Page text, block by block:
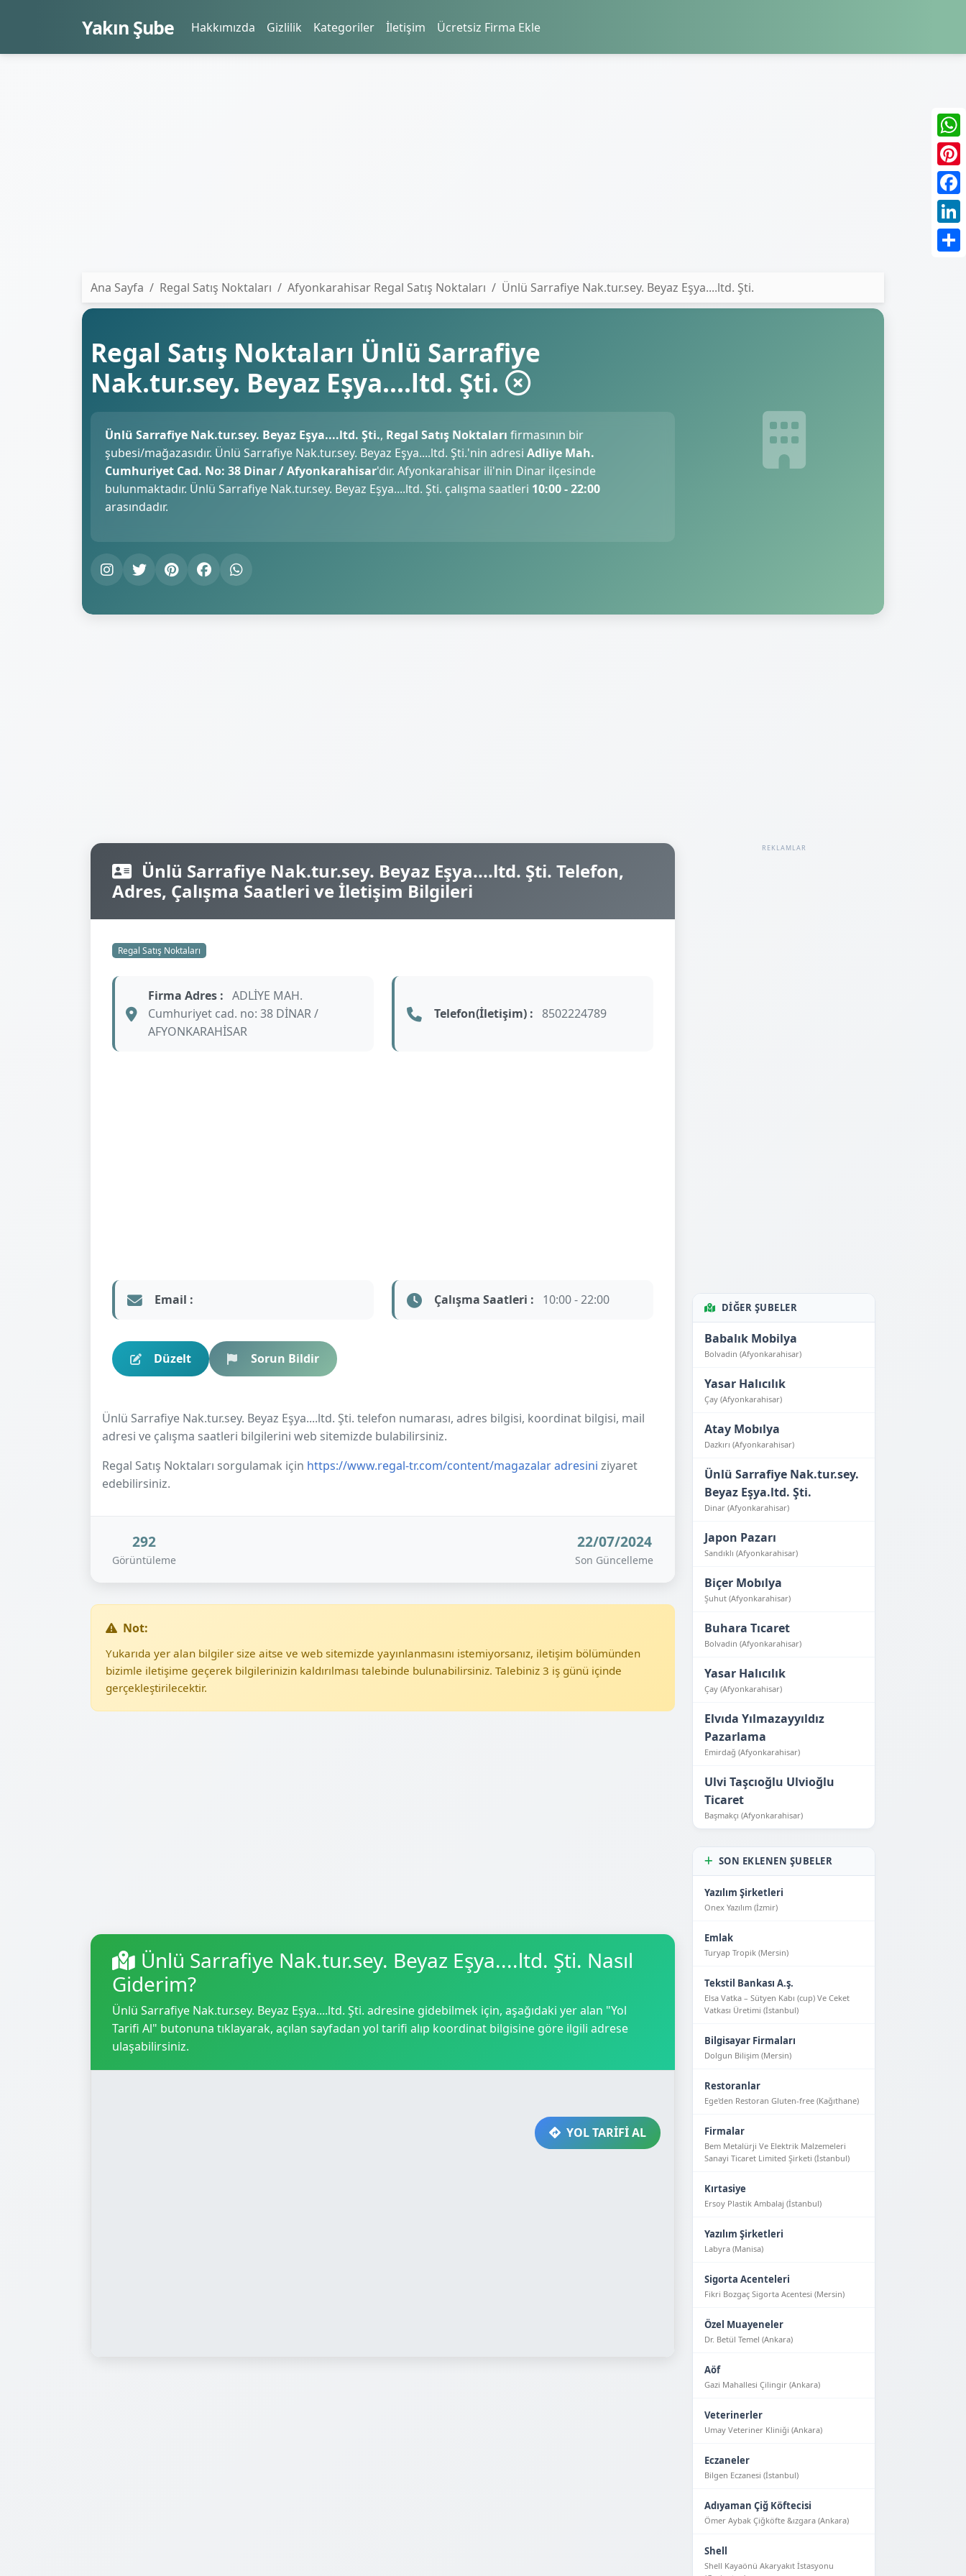
Yakın Şube Hakkımızda Gizlilik Kategoriler İletişim Ücretsiz Firma Ekle
Ana Sayfa
Regal Satış Noktaları Afyonkarahisar Regal Satış Noktaları Ünlü Sarrafiye Nak.tur.sey. Beyaz Eşya....ltd. Şti.
Regal Satış Noktaları Ünlü Sarrafiye
Nak.tur.sey. Beyaz Eşya....ltd. Şti.
Ünlü Sarrafiye Nak.tur.sey. Beyaz Eşya....ltd. Şti., Regal Satış Noktaları firmasının bir
şubesi/mağazasıdır. Ünlü Sarrafiye Nak.tur.sey. Beyaz Eşya....ltd. Şti.'nin adresi Adliye Mah.
Cumhuriyet Cad. No: 38 Dinar / Afyonkarahisar'dır. Afyonkarahisar ili'nin Dinar ilçesinde
bulunmaktadır. Ünlü Sarrafiye Nak.tur.sey. Beyaz Eşya....ltd. Şti. çalışma saatleri 10:00 - 22:00
arasındadır.
Ünlü Sarrafiye Nak.tur.sey. Beyaz Eşya....ltd. Şti. Telefon,
Adres, Çalışma Saatleri ve İletişim Bilgileri
Regal Satış Noktaları
Firma Adres : ADLİYE MAH.
Cumhuriyet cad. no: 38 DİNAR /
AFYONKARAHİSAR
Telefon(İletişim) : 8502224789
Email : Çalışma Saatleri : 10:00 - 22:00
Düzelt Sorun Bildir
Ünlü Sarrafiye Nak.tur.sey. Beyaz Eşya....ltd. Şti. telefon numarası, adres bilgisi, koordinat bilgisi, mail
adresi ve çalışma saatleri bilgilerini web sitemizde bulabilirsiniz.
Regal Satış Noktaları sorgulamak için https://www.regal-tr.com/content/magazalar adresini ziyaret
edebilirsiniz.
292
Görüntüleme
22/07/2024
Son Güncelleme
Not:
Yukarıda yer alan bilgiler size aitse ve web sitemizde yayınlanmasını istemiyorsanız, iletişim bölümünden
bizimle iletişime geçerek bilgilerinizin kaldırılması talebinde bulunabilirsiniz. Talebiniz 3 iş günü içinde
gerçekleştirilecektir.
Ünlü Sarrafiye Nak.tur.sey. Beyaz Eşya....ltd. Şti. Nasıl
Giderim?
Ünlü Sarrafiye Nak.tur.sey. Beyaz Eşya....ltd. Şti. adresine gidebilmek için, aşağıdaki yer alan "Yol
Tarifi Al" butonuna tıklayarak, açılan sayfadan yol tarifi alıp koordinat bilgisine göre ilgili adrese
ulaşabilirsiniz.
YOL TARİFİ AL
REKLAMLAR
DIĞER ŞUBELER
Babalık Mobilya
Bolvadin (Afyonkarahisar)
Yasar Halıcılık
Çay (Afyonkarahisar)
Atay Mobılya
Dazkırı (Afyonkarahisar)
Ünlü Sarrafiye Nak.tur.sey.
Beyaz Eşya.ltd. Şti.
Dinar (Afyonkarahisar)
Japon Pazarı
Sandıklı (Afyonkarahisar)
Biçer Mobılya
Şuhut (Afyonkarahisar)
Buhara Tıcaret
Bolvadin (Afyonkarahisar)
Yasar Halıcılık
Çay (Afyonkarahisar)
Elvıda Yılmazayyıldız
Pazarlama
Emirdağ (Afyonkarahisar)
Ulvi Taşcıoğlu Ulvioğlu
Ticaret
Başmakçı (Afyonkarahisar)
SON EKLENEN ŞUBELER
Yazılım Şirketleri
Onex Yazılım (İzmir)
Emlak
Turyap Tropik (Mersin)
Tekstil Bankası A.ş.
Elsa Vatka – Sütyen Kabı (cup) Ve Ceket
Vatkası Üretimi (İstanbul)
Bilgisayar Firmaları
Dolgun Bilişim (Mersin)
Restoranlar
Ege'den Restoran Gluten-free (Kağıthane)
Firmalar
Bem Metalürji Ve Elektrik Malzemeleri
Sanayi Ticaret Limited Şirketi (İstanbul)
Kırtasiye
Ersoy Plastik Ambalaj (İstanbul)
Yazılım Şirketleri
Labyra (Manisa)
Sigorta Acenteleri
Fikri Bozgaç Sigorta Acentesi (Mersin)
Özel Muayeneler
Dr. Betül Temel (Ankara)
Aöf
Gazi Mahallesi Çilingir (Ankara)
Veterinerler
Umay Veteriner Kliniği (Ankara)
Eczaneler
Bilgen Eczanesi (İstanbul)
Adıyaman Çiğ Köftecisi
Ömer Aybak Çiğköfte &ızgara (Ankara)
Shell
Shell Kayaönü Akaryakıt İstasyonu